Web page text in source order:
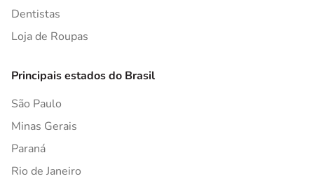
Dentistas
Loja de Roupas
Principais estados do Brasil
São Paulo
Minas Gerais
Paraná
Rio de Janeiro